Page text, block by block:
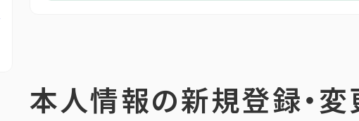
本人情報の新規登録・変